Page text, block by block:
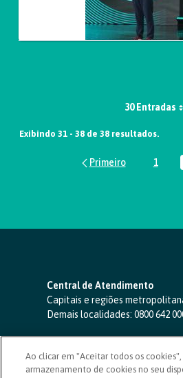
30 Entradas
Exibindo 31 - 38 de 38 resultados.
1
Central de Atendimento
Capitais e regiões
Demais localidades: 0800 642
SAC 24 horas-0800 724 4420
Ouvidoria
Ao clicar em "Aceitar todos os
armazenamento de cookies no seu